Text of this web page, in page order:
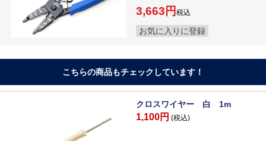
3,663 税込
お気に入りに登録
こちらの商品もチェックしています！
クロスワイヤー 白 1m
1,100円 (税込)